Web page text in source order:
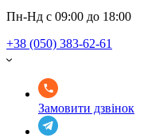
Пн-Нд с 09:00 до 18:00
+38 (050) 383-62-61
Замовити дзвінок